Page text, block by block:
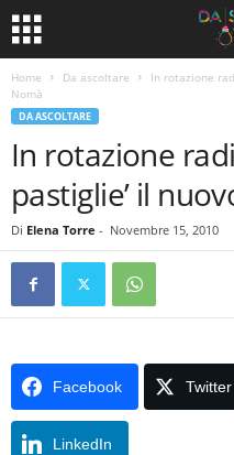
Home Da ascoltare
In rotazione
Nomà
DA ASCOLTARE
In rotazione
pastiglie’ il
Di Elena Torre - Novembre 15, 2010
Facebook Twitter
LinkedIn